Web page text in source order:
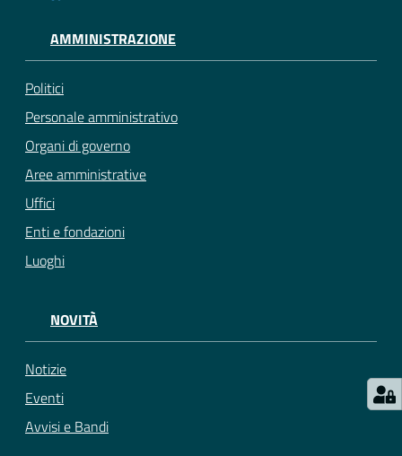
AMMINISTRAZIONE
Politici
Personale amministrativo
Organi di governo
Aree amministrative
Uffici
Enti e fondazioni
Luoghi
NOVITÀ
Notizie
Eventi
Avvisi e Bandi